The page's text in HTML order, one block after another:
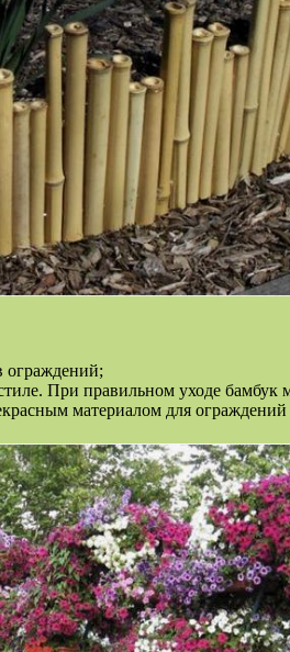
ограждений;
При правильном уходе бамбук
материалом для